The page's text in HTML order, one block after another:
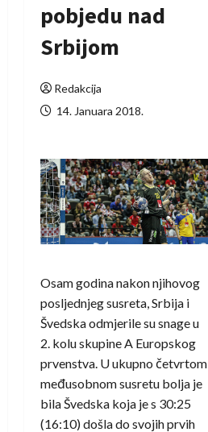
pobjedu nad
Srbijom
Redakcija
14. Januara 2018.
Osam godina nakon njihovog
posljednjeg susreta, Srbija i
Švedska odmjerile su snage u
2. kolu skupine A Europskog
prvenstva. U ukupno četvrtom
međusobnom susretu bolja je
bila Švedska koja je s 30:25
(16:10) došla do svojih prvih